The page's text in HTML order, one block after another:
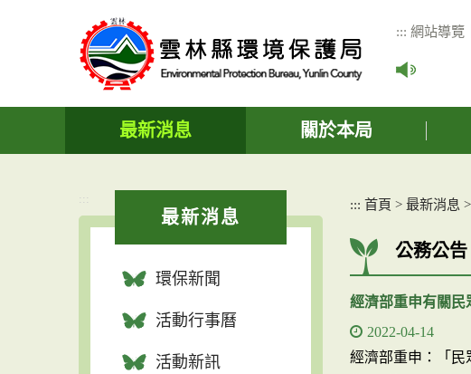
容
::: 網站導覽
最新消息 關於本局
:::
最新消息
環保新聞
活動行事曆
活動新訊
::: 首頁 > 最新消息 >
公務公告
經濟部重申有關民
2022-04-14
經濟部重申：「民